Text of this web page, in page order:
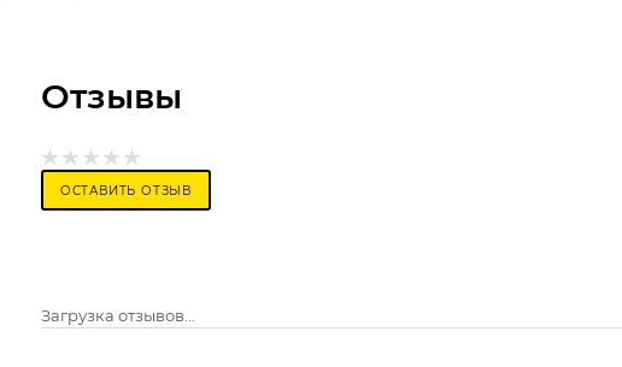
Отзывы
ОСТАВИТЬ ОТЗЫВ
Загрузка отзывов...